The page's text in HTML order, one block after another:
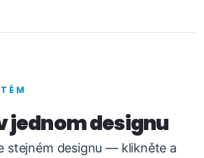
jednom designu
stejném designu — klikněte a